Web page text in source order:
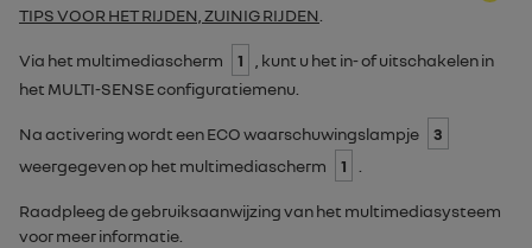
TIPS VOOR HET RIJDEN, ZUINIG RIJDEN
Via het multimediascherm 1
, kunt u het in- of uitschakelen in
het MULTI-SENSEconfiguratiemenu.
Na activering wordt eenECOwaarschuwingslampje
3
weergegeven op het multimediascherm
1
Raadpleeg de gebruiksaanwijzing van het multimediasysteem
voor meer informatie.